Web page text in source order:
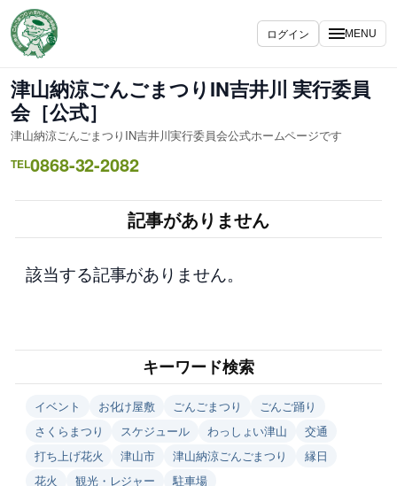
容
を
ス
キ
ッ
プ
ログイン MENU
津山納涼ごんごまつりIN吉井川 実行委員
会［公式］
津山納涼ごんごまつりIN吉井川実行委員会公式ホームページです
TEL0868-32-2082
記事がありません
該当する記事がありません。
キーワード検索
イベント お化け屋敷 ごんごまつり
ごんご踊り
さくらまつり
スケジュール わっしょい津山
交通
打ち上げ花火
津山市 津山納涼ごんごまつり
縁日
花火
観光・レジャー 駐車場